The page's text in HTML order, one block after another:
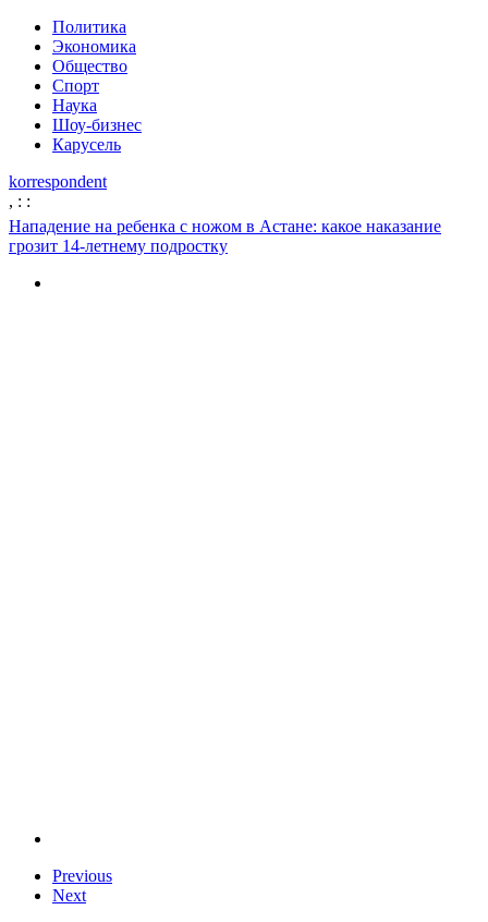
Политика
Экономика
Общество
Спорт
Наука
Шоу-бизнес
Карусель
korrespondent
, : :
Нападение на ребенка с ножом в Астане: какое наказание
грозит 14-летнему подростку
Previous
Next